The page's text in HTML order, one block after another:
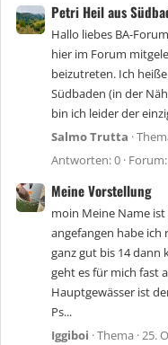
Petri Heil aus
Hallo liebes BA-
hier im Forum
beizutreten. Ich
Südbaden (in der
bin ich leider der
Salmo Trutta
Antworten: 0 Forum:
Meine Vorstellung
moin Meine Name
angefangen habe ich
ganz gut bis 14 dann
geht es für mich fast
Hauptgewässer ist
Ps...
Iggiboi Thema 25.